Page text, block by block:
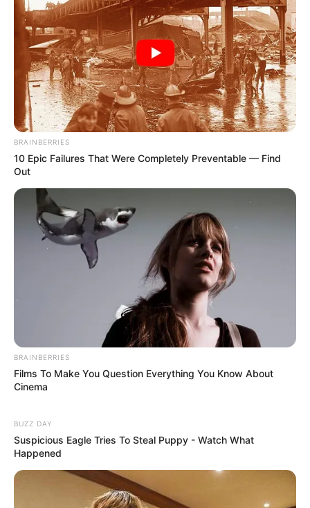
Колеги го описват като уважаван
професионалист
Новината за смъртта на Атанасов предизвика силен
отзвук сред негови колеги и приятели.
BRAINBERRIES
10 Epic Failures That Were Completely Preventable — Find
Out
BRAINBERRIES
Films To Make You Question Everything You Know About
Cinema
BUZZ DAY
Suspicious Eagle Tries To Steal Puppy - Watch What
Happened